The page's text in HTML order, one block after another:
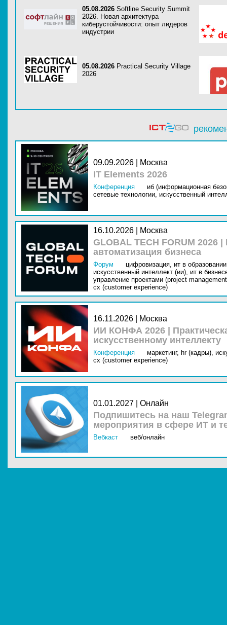
05.08.2026 Softline Security Summit
2026. Новая архитектура
киберустойчивости: опыт лидеров
индустрии
05.08.2026 Practical Security Village
2026
09.09.2026 | Москва
IT Elements 2026
Конференция
иб (информационная
сетевые технологии, искусственный
16.10.2026 | Москва
GLOBAL TECH FORUM
автоматизация бизнеса
Форум цифровизация, ит в
искусственный интеллект (ии), ит в
управление проектами (project
cx (customer experience)
16.11.2026 | Москва
ИИ КОНФА 2026 |
искусственному интеллекту
Конференция маркетинг, hr (кадры),
cx (customer experience)
01.01.2027 | Онлайн
Подпишитесь на наш
мероприятия в сфере ИТ и
Вебкаст веб/онлайн